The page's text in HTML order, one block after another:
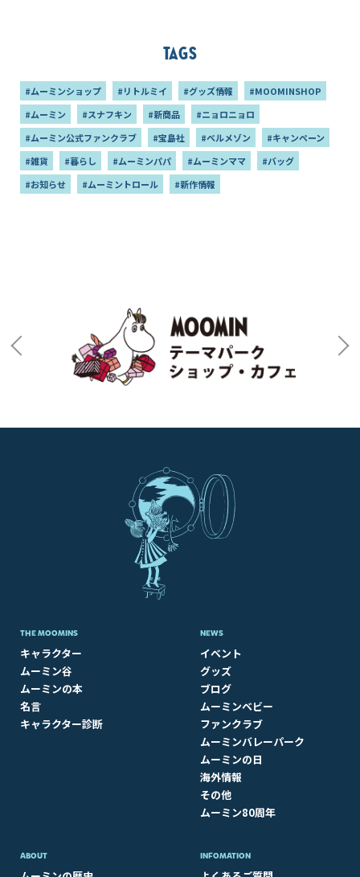
Tags
#ムーミンショップ #リトルミイ #グッズ情報
#MOOMINSHOP
#ムーミン
#スナフキン #新商品
#ニョロニョロ
#ムーミン公式ファンクラブ
#宝島社 #ベルメゾン
#キャンペーン
#雑貨
#暮らし #ムーミンパパ #ムーミンママ
#バッグ
#お知らせ
#ムーミントロール #新作情報
THE MOOMINS
キャラクター
ムーミン谷
ムーミンの本
名言
キャラクター診断
NEWS
イベント
グッズ
ブログ
ムーミンベビー
ファンクラブ
ムーミンバレーパーク
ムーミンの日
海外情報
その他
ムーミン80周年
ABOUT​ INFOMATION